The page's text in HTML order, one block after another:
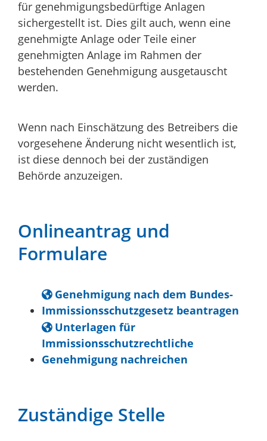
für genehmigungsbedürftige Anlagen
sichergestellt ist. Dies gilt auch, wenn eine
genehmigte Anlage oder Teile einer
genehmigten Anlage im Rahmen der
bestehenden Genehmigung ausgetauscht
werden.
Wenn nach Einschätzung des Betreibers die
vorgesehene Änderung nicht wesentlich ist,
ist diese dennoch bei der zuständigen
Behörde anzuzeigen.
Onlineantrag und
Formulare
Genehmigung nach dem Bundes-
Immissionsschutzgesetz beantragen
Unterlagen für
Immissionsschutzrechtliche
Genehmigung nachreichen
Zuständige Stelle